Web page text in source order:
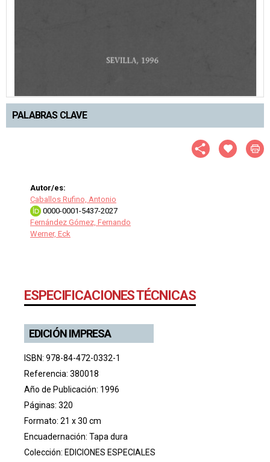
PALABRAS CLAVE
Autor/es:
Caballos Rufino, Antonio
0000-0001-5437-2027
Fernández Gómez, Fernando
Werner, Eck
ESPECIFICACIONES TÉCNICAS
EDICIÓN IMPRESA
ISBN: 978-84-472-0332-1
Referencia: 380018
Año de Publicación: 1996
Páginas: 320
Formato: 21 x 30 cm
Encuadernación: Tapa dura
Colección: EDICIONES ESPECIALES